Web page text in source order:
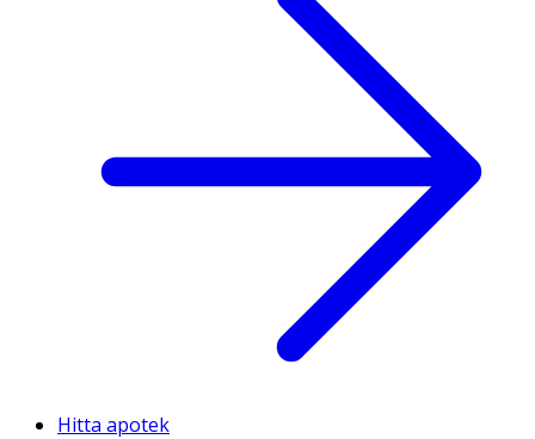
Hitta apotek